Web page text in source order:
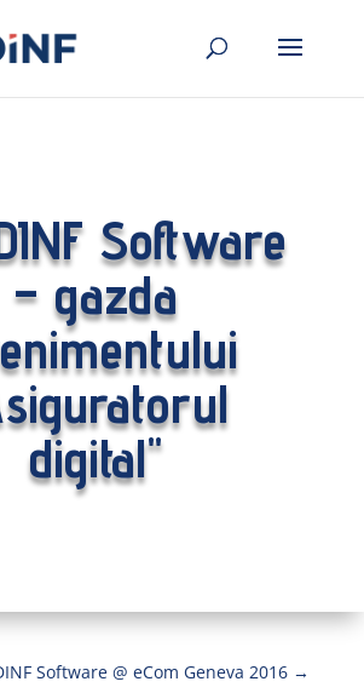
Software
– gazda
digital"
Software @ eCom Geneva 2016 →